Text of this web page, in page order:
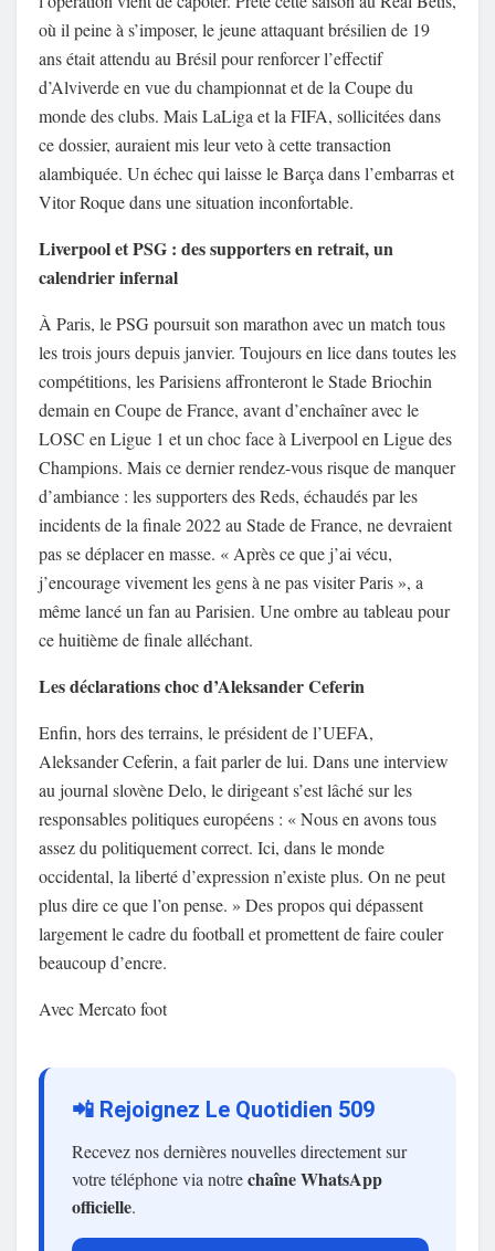
où il peine à s’imposer, le jeune attaquant brésilien de 19
ans était attendu au Brésil pour renforcer l’effectif
d’Alviverde en vue du championnat et de la Coupe du
monde des clubs. Mais LaLiga et la FIFA, sollicitées dans
ce dossier, auraient mis leur veto à cette transaction
alambiquée. Un échec qui laisse le Barça dans l’embarras et
Vitor Roque dans une situation inconfortable.
Liverpool et PSG : des supporters en retrait, un
calendrier infernal
À Paris, le PSG poursuit son marathon avec un match tous
les trois jours depuis janvier. Toujours en lice dans toutes les
compétitions, les Parisiens affronteront le Stade Briochin
demain en Coupe de France, avant d’enchaîner avec le
LOSC en Ligue 1 et un choc face à Liverpool en Ligue des
Champions. Mais ce dernier rendez-vous risque de manquer
d’ambiance : les supporters des Reds, échaudés par les
incidents de la finale 2022 au Stade de France, ne devraient
pas se déplacer en masse. « Après ce que j’ai vécu,
j’encourage vivement les gens à ne pas visiter Paris », a
même lancé un fan au Parisien. Une ombre au tableau pour
ce huitième de finale alléchant.
Les déclarations choc d’Aleksander Ceferin
Enfin, hors des terrains, le président de l’UEFA,
Aleksander Ceferin, a fait parler de lui. Dans une interview
au journal slovène Delo, le dirigeant s’est lâché sur les
responsables politiques européens : « Nous en avons tous
assez du politiquement correct. Ici, dans le monde
occidental, la liberté d’expression n’existe plus. On ne peut
plus dire ce que l’on pense. » Des propos qui dépassent
largement le cadre du football et promettent de faire couler
beaucoup d’encre.
Avec Mercato foot
📲 Rejoignez Le Quotidien 509
Recevez nos dernières nouvelles directement sur
votre téléphone via notrechaîne WhatsApp
officielle.